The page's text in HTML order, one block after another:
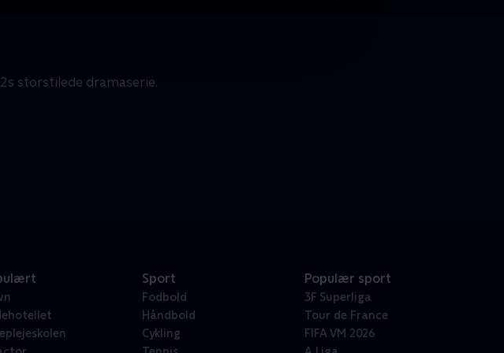
storstilede dramaserie.
Sport
Fodbold
Håndbold
Cykling
Populær sport
3F Superliga
Tour de France
FIFA VM 2026